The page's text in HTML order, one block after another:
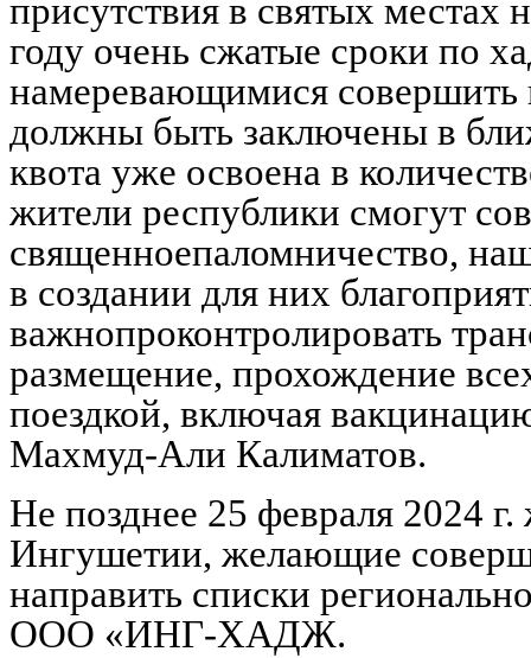
присутствия в святых
году очень сжатые сроки по
намеревающимися совершить
должны быть заключены в
квота уже освоена в
жители республики смогут
священноепаломничество,
в создании для них
важнопроконтролировать
размещение, прохождение
поездкой, включая
Махмуд-Али Калиматов.
Не позднее 25 февраля 2024 г.
Ингушетии, желающие
направить списки
ООО «ИНГ-ХАДЖ.